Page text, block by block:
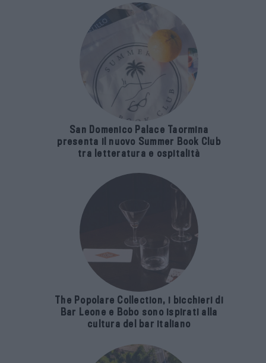
San Domenico Palace Taormina
presenta il nuovo Summer Book Club
tra letteratura e ospitalità
The Popolare Collection, i bicchieri di
Bar Leone e Bobo sono ispirati alla
cultura del bar italiano